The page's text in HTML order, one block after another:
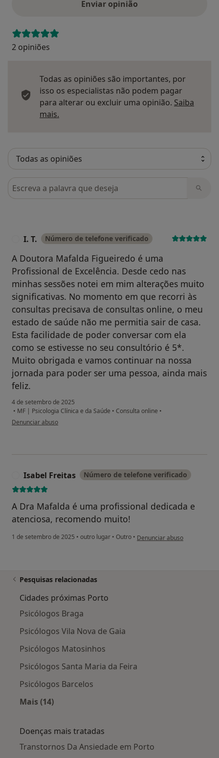
Enviar opinião
2 opiniões
Todas as opiniões são importantes, por
isso os especialistas não podem pagar
para alterar ou excluir uma opinião. Saiba
mais.
Pesquisar em opiniões
I. T. Número de telefone verificado
A Doutora Mafalda Figueiredo é uma
Profissional de Excelência. Desde cedo nas
minhas sessões notei em mim alterações muito
significativas. No momento em que recorri às
consultas precisava de consultas online, o meu
estado de saúde não me permitia sair de casa.
Esta facilidade de poder conversar com ela
como se estivesse no seu consultório é 5*.
Muito obrigada e vamos continuar na nossa
jornada para poder ser uma pessoa, ainda mais
feliz.
4 de setembro de 2025
• MF | Psicologia Clínica e da Saúde • Consulta online •
na opinião do utilizador I. T.
Denunciar abuso
Isabel Freitas Número de telefone verificado
A Dra Mafalda é uma profissional dedicada e
atenciosa, recomendo muito!
1 de setembro de 2025 • outro lugar • Outro • na opinião do utilizador
Denunciar abuso
Pesquisas relacionadas
Cidades próximas Porto
Psicólogos Braga
Psicólogos Vila Nova de Gaia
Psicólogos Matosinhos
Psicólogos Santa Maria da Feira
Psicólogos Barcelos
Mais (14)
Doenças mais tratadas
Transtornos Da Ansiedade em Porto